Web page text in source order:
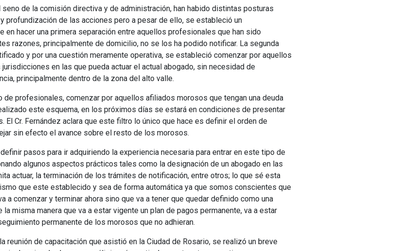
de la comisión directiva y de administración, han habido distintas posturas
profundización de las acciones pero a pesar de ello, se estableció un
en hacer una primera separación entre aquellos profesionales que han sido
razones, principalmente de domicilio, no se los ha podido notificar. La segunda
y por una cuestión meramente operativa, se estableció comenzar por aquellos
en las que pueda actuar el actual abogado, sin necesidad de
principalmente dentro de la zona del alto valle.
de profesionales, comenzar por aquellos afiliados morosos que tengan una deuda
este esquema, en los próximos días se estará en condiciones de presentar
El Cr. Fernández aclara que este filtro lo único que hace es definir el orden de
sin efecto el avance sobre el resto de los morosos.
pasos para ir adquiriendo la experiencia necesaria para entrar en este tipo de
algunos aspectos prácticos tales como la designación de un abogado en las
actuar, la terminación de los trámites de notificación, entre otros; lo que sé esta
que este establecido y sea de forma automática ya que somos conscientes que
a comenzar y terminar ahora sino que va a tener que quedar definido como una
la misma manera que va a estar vigente un plan de pagos permanente, va a estar
permanente de los morosos que no adhieran.
reunión de capacitación que asistió en la Ciudad de Rosario, se realizó un breve